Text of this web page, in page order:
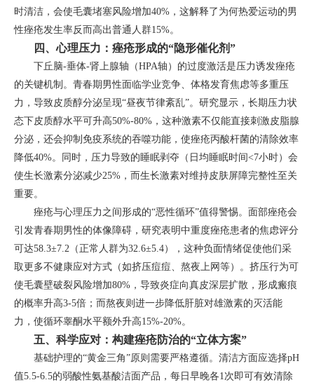
时清洁，会使毛囊堵塞风险增加40%，这解释了为何热爱运动的男
性痤疮发生率反而高出普通人群15%。
四、心理压力：痤疮形成的“隐形催化剂”
下丘脑-垂体-肾上腺轴（HPA轴）的过度激活是压力诱发痤疮
的关键机制。青春期男性面临学业竞争、体格发育焦虑等多重压
力，导致皮质醇分泌呈现“昼夜节律紊乱”。研究显示，长期压力状
态下皮质醇水平可升高50%-80%，这种激素不仅能直接刺激皮脂腺
分泌，还会抑制免疫系统的吞噬功能，使痤疮丙酸杆菌的清除效率
降低40%。同时，压力导致的睡眠剥夺（日均睡眠时间<7小时）会
使生长激素分泌减少25%，而生长激素对维持皮肤屏障完整性至关
重要。
痤疮与心理压力之间形成的“恶性循环”值得警惕。面部痤疮会
引发青春期男性的体像障碍，研究表明中重度痤疮患者的焦虑评分
可达58.3±7.2（正常人群为32.6±5.4），这种负面情绪促使他们采
取更多不健康应对方式（如挤压痘痘、熬夜上网等）。挤压行为可
使毛囊壁破裂风险增加80%，导致炎症向真皮深层扩散，形成瘢痕
的概率升高3-5倍；而熬夜则进一步降低肝脏对雄激素的灭活能
力，使循环睾酮水平额外升高15%-20%。
五、科学应对：构建痤疮防治的“立体方案”
基础护理的“黄金三角”原则需要严格遵循。清洁方面应选择pH
值5.5-6.5的弱酸性氨基酸洁面产品，每日早晚各1次即可有效清除